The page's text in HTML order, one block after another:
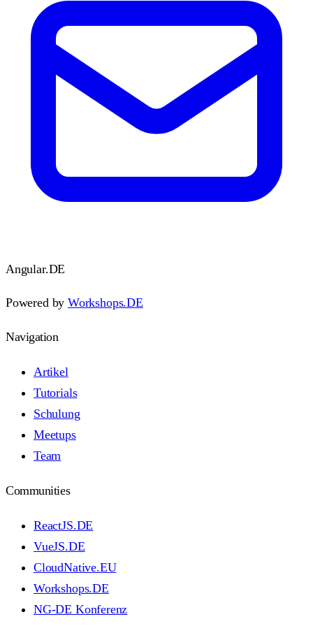
Angular.DE
Powered byWorkshops.DE
Navigation
Artikel
Tutorials
Schulung
Meetups
Team
Communities
ReactJS.DE
VueJS.DE
CloudNative.EU
Workshops.DE
NG-DE Konferenz